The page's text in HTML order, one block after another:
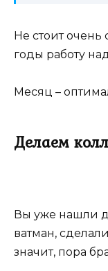
Не стоит очень
годы работу
Месяц –
Делаем
Вы уже нашли
ватман,
значит, пора